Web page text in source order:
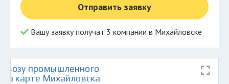
Отправить заявку
Вашу заявку получат 3 компании в Михайловске
промышленного
карте Михайловска